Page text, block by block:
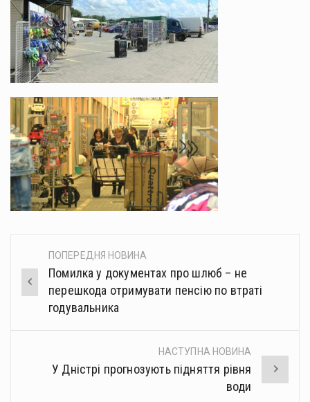
Post
navigation
ПОПЕРЕДНЯ НОВИНА
Помилка у документах про шлюб – не
перешкода отримувати пенсію по втраті
годувальника
НАСТУПНА НОВИНА
У Дністрі прогнозують підняття рівня
води